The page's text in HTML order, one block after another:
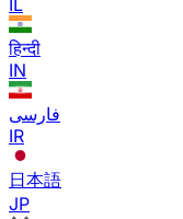
हिन्दी
IN
فارسی
IR
日本語
JP